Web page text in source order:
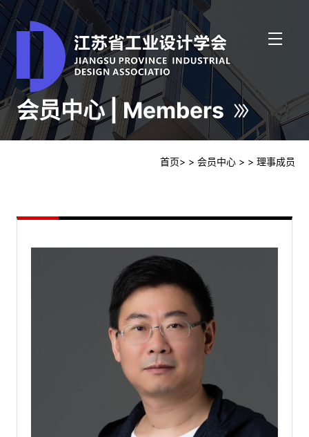
会员中心 | Members
首页> > 会员中心 > > 理事成员